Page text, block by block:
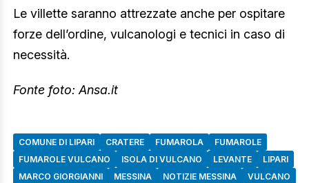
Le villette saranno attrezzate anche per ospitare
forze dell’ordine, vulcanologi e tecnici in caso di
necessità.
Fonte foto: Ansa.it
COMUNE DI LIPARI CRATERE FUMAROLA
FUMAROLE
FUMAROLE VULCANO
ISOLA DI VULCANO LEVANTE
LIPARI
MARCO GIORGIANNI
MESSINA NOTIZIE MESSINA VULCANO